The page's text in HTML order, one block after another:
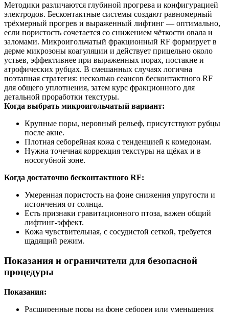
Методики различаются глубиной прогрева и конфигурацией
электродов. Бесконтактные системы создают равномерный
трёхмерный прогрев и выраженный лифтинг — оптимально,
если пористость сочетается со снижением чёткости овала и
заломами. Микроигольчатый фракционный RF формирует в
дерме микрозоны коагуляции и действует прицельно около
устьев, эффективнее при выраженных порах, постакне и
атрофических рубцах. В смешанных случаях логична
поэтапная стратегия: несколько сеансов бесконтактного RF
для общего уплотнения, затем курс фракционного для
детальной проработки текстуры.
Когда выбрать микроигольчатый вариант:
Крупные поры, неровный рельеф, присутствуют рубцы
после акне.
Плотная себорейная кожа с тенденцией к комедонам.
Нужна точечная коррекция текстуры на щёках и в
носогубной зоне.
Когда достаточно бесконтактного RF:
Умеренная пористость на фоне снижения упругости и
истончения от солнца.
Есть признаки гравитационного птоза, важен общий
лифтинг‑эффект.
Кожа чувствительная, с сосудистой сеткой, требуется
щадящий режим.
Показания и ограничители для безопасной
процедуры
Показания:
Расширенные поры на фоне себореи или уменьшения